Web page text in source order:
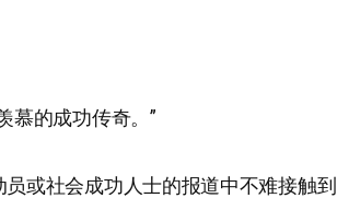
慕的成功传奇。”
或社会成功人士的报道中不难接触到